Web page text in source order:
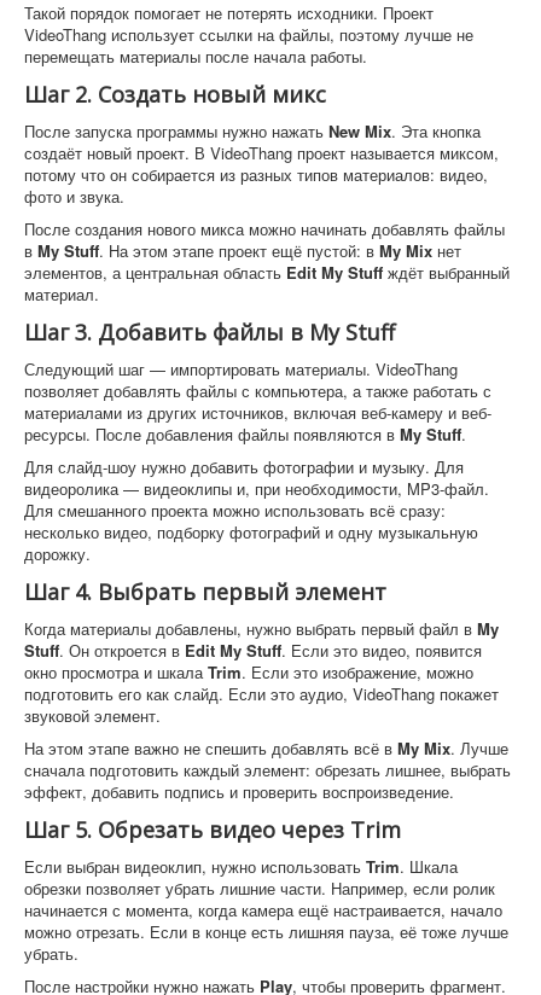
Такой порядок помогает не потерять исходники. Проект
VideoThang использует ссылки на файлы, поэтому лучше не
перемещать материалы после начала работы.
Шаг 2. Создать новый микс
После запуска программы нужно нажать New Mix. Эта кнопка
создаёт новый проект. В VideoThang проект называется миксом,
потому что он собирается из разных типов материалов: видео,
фото и звука.
После создания нового микса можно начинать добавлять файлы
в My Stuff. На этом этапе проект ещё пустой: в My Mix нет
элементов, а центральная область Edit My Stuff ждёт выбранный
материал.
Шаг 3. Добавить файлы в My Stuff
Следующий шаг — импортировать материалы. VideoThang
позволяет добавлять файлы с компьютера, а также работать с
материалами из других источников, включая веб-камеру и веб-
ресурсы. После добавления файлы появляются в My Stuff.
Для слайд-шоу нужно добавить фотографии и музыку. Для
видеоролика — видеоклипы и, при необходимости, MP3-файл.
Для смешанного проекта можно использовать всё сразу:
несколько видео, подборку фотографий и одну музыкальную
дорожку.
Шаг 4. Выбрать первый элемент
Когда материалы добавлены, нужно выбрать первый файл в My
Stuff. Он откроется в Edit My Stuff. Если это видео, появится
окно просмотра и шкалаTrim. Если это изображение, можно
подготовить его как слайд. Если это аудио, VideoThang покажет
звуковой элемент.
На этом этапе важно не спешить добавлять всё в My Mix. Лучше
сначала подготовить каждый элемент: обрезать лишнее, выбрать
эффект, добавить подпись и проверить воспроизведение.
Шаг 5. Обрезать видео через Trim
Если выбран видеоклип, нужно использовать Trim. Шкала
обрезки позволяет убрать лишние части. Например, если ролик
начинается с момента, когда камера ещё настраивается, начало
можно отрезать. Если в конце есть лишняя пауза, её тоже лучше
убрать.
После настройки нужно нажать Play, чтобы проверить фрагмент.